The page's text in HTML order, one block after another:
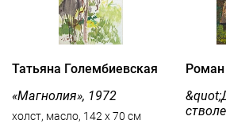
Татьяна Голембиевская
«Магнолия», 1972
холст, масло, 142 x 70 см
Роман